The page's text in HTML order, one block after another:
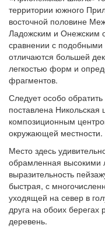
территории южного
восточной половине
Ладожским и Онежским
сравнении с
отличаются большей
легкостью форм и
фрагментов.
Следует особо
поставлена Никольская
композиционным
окружающей местности.
Место здесь
обрамленная
выразительность
быстрая, с
уходящей на север в
друга на обоих берегах
деревень.